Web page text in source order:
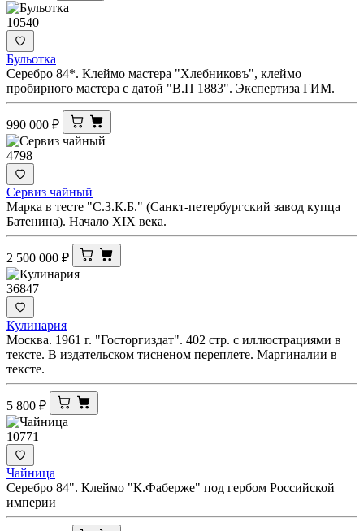
10540
Бульотка
Серебро 84*. Клеймо мастера "Хлебниковъ", клеймо
пробирного мастера с датой "В.П 1883". Экспертиза ГИМ.
990 000 ₽
4798
Сервиз чайный
Марка в тесте "С.З.К.Б." (Санкт-петербургский завод купца
Батенина). Начало XIX века.
2 500 000 ₽
36847
Кулинария
Москва. 1961 г. "Госторгиздат". 402 стр. с иллюстрациями в
тексте. В издательском тисненом переплете. Маргиналии в
тексте.
5 800 ₽
10771
Чайница
Серебро 84". Клеймо "К.Фаберже" под гербом Российской
империи